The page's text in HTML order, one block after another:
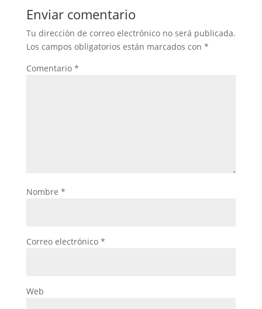
Enviar comentario
Tu dirección de correo electrónico no será publicada.
Los campos obligatorios están marcados con *
Comentario *
Nombre *
Correo electrónico *
Web